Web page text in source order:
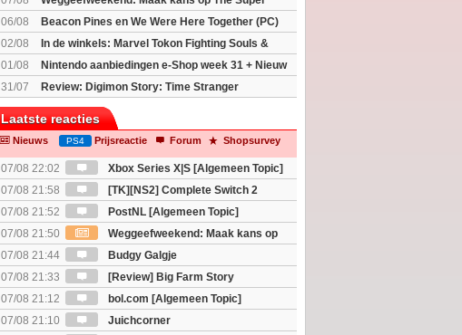
Mario Galaxy movie (2x)!
06/08
Beacon Pines en We Were Here Together (PC)
Gratis
02/08
In de winkels: Marvel Tokon Fighting Souls &
Beast of Reincarnation
01/08
Nintendo aanbiedingen e-Shop week 31 + Nieuw
voor Switch 2
31/07 Review: Digimon Story: Time Stranger
Laatste reacties
Nieuws PS4 Prijsreactie Forum Shopsurvey
07/08 22:02
Xbox Series X|S [Algemeen Topic]
07/08 21:58
[TK][NS2] Complete Switch 2
collectie
07/08 21:52
PostNL [Algemeen Topic]
07/08 21:50
Weggeefweekend: Maak kans op
The Super Mario Galaxy movie (2x)!
07/08 21:44
Budgy Galgje
07/08 21:33
[Review] Big Farm Story
(uitgespeeld op SteamDeck)
07/08 21:12
bol.com [Algemeen Topic]
07/08 21:10
Juichcorner